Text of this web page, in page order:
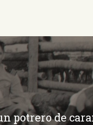
potrero de